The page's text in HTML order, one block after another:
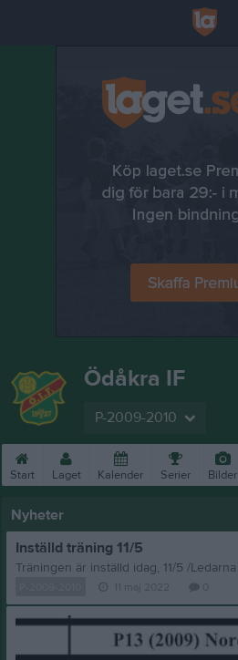
Ödåkra IF
P-2009-2010
Start Laget Kalender Serier Bilder
Nyheter
Inställd träning 11/5
Träningen är inställd idag, 11/5 /Ledarna